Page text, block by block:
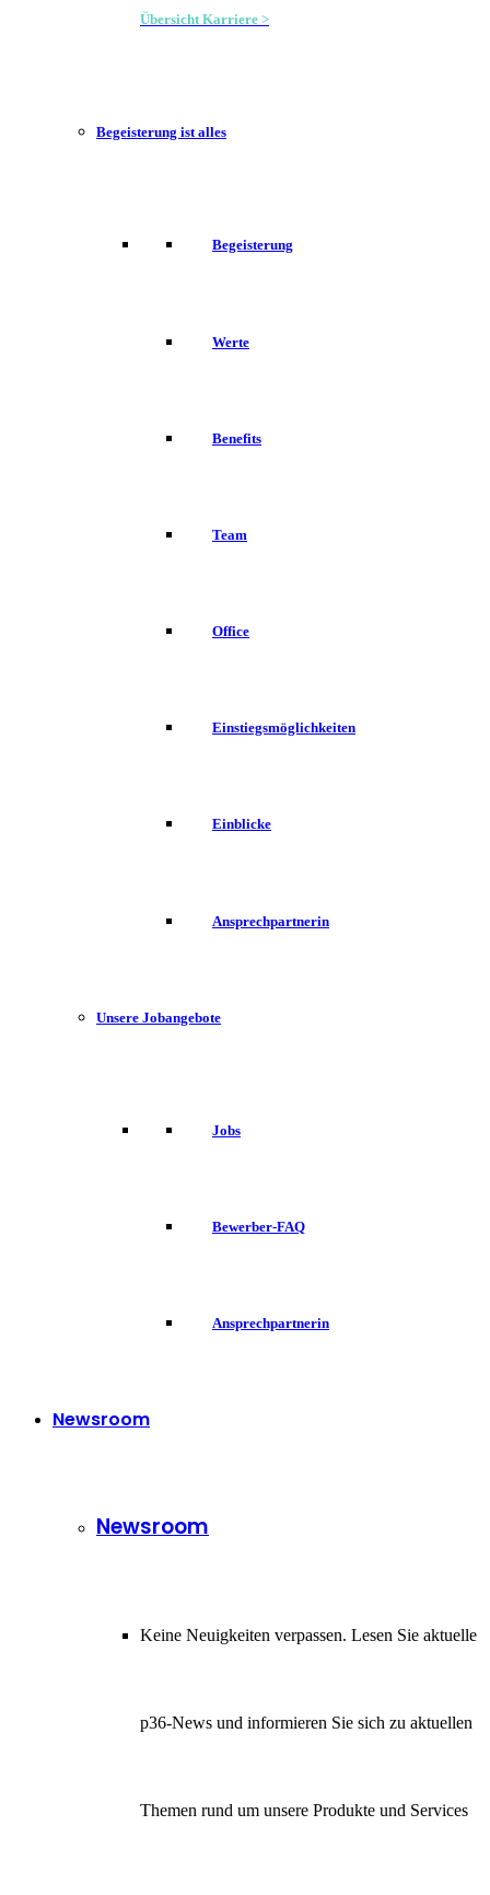
Übersicht Karriere >
Begeisterung ist alles
Begeisterung
Werte
Benefits
Team
Office
Einstiegsmöglichkeiten
Einblicke
Ansprechpartnerin
Unsere Jobangebote
Jobs
Bewerber-FAQ
Ansprechpartnerin
Newsroom
Newsroom
Keine Neuigkeiten verpassen. Lesen Sie aktuelle
p36-News und informieren Sie sich zu aktuellen
Themen rund um unsere Produkte und Services